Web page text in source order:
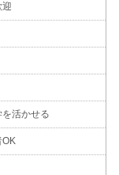
迎
活かせる
OK